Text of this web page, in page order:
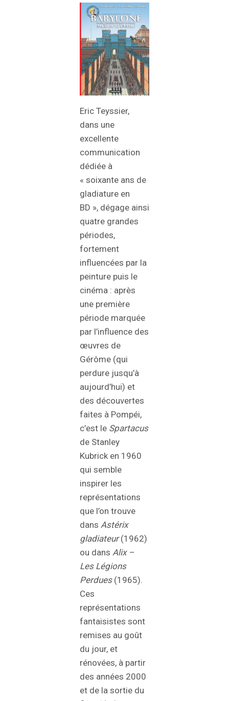
Eric Teyssier,
dans une
excellente
communication
dédiée à
« soixante ans de
gladiature en
BD », dégage ainsi
quatre grandes
périodes,
fortement
influencées par la
peinture puis le
cinéma : après
une première
période marquée
par l’influence des
œuvres de
Gérôme (qui
perdure jusqu’à
aujourd’hui) et
des découvertes
faites à Pompéi,
c’est le Spartacus
de Stanley
Kubrick en 1960
qui semble
inspirer les
représentations
que l’on trouve
dans Astérix
gladiateur(1962)
ou dans Alix –
Les Légions
Perdues(1965).
Ces
représentations
fantaisistes sont
remises au goût
du jour, et
rénovées, à partir
des années 2000
et de la sortie du